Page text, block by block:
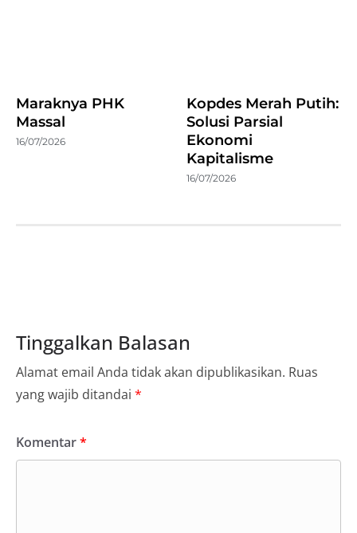
Maraknya PHK
Massal
16/07/2026
Kopdes Merah Putih:
Solusi Parsial
Ekonomi
Kapitalisme
16/07/2026
Tinggalkan Balasan
Alamat email Anda tidak akan dipublikasikan. Ruas
yang wajib ditandai *
Komentar*